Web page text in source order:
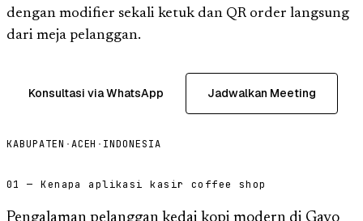
dengan modifier sekali ketuk dan QR order langsung
dari meja pelanggan.
Konsultasi via WhatsApp Jadwalkan Meeting
KABUPATEN ·ACEH · INDONESIA
01 — Kenapa aplikasi kasir coffee shop
Pengalaman pelanggan kedai kopi modern di Gayo